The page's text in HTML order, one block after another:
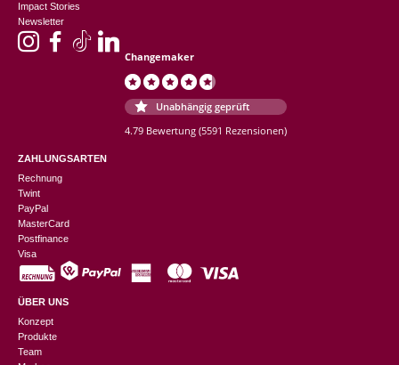
Impact Stories
Newsletter
Changemaker
Unabhängig geprüft
4.79 Bewertung (5591 Rezensionen)
ZAHLUNGSARTEN
Rechnung
Twint
PayPal
MasterCard
Postfinance
Visa
ÜBER UNS
Konzept
Produkte
Team